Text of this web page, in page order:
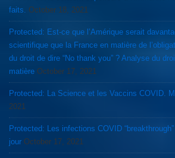
faits.
October 18, 2021
Protected: Est-ce que l’Amérique serait
scientifique que la France en matière de
du droit de dire “No thank you” ? Analyse du
matière October 17, 2021
Protected: La Science et les Vaccins COVID.
2021
Protected: Les infections COVID
jour October 17, 2021